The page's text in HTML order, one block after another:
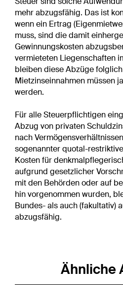
mehr abzugsfähig. Das ist
wenn ein Ertrag
muss, sind die damit
Gewinnungskosten
vermieteten Liegenschaften
bleiben diese Abzüge
Mietzinseinnahmen müssen
werden.
Für alle Steuerpflichtigen
Abzug von privaten
nach
sogenannter quotal-
Kosten für
aufgrund gesetzlicher
mit den Behörden oder auf
hin vorgenommen wurden,
Bundes- als auch (fakultativ)
abzugsfähig.
Ähnliche